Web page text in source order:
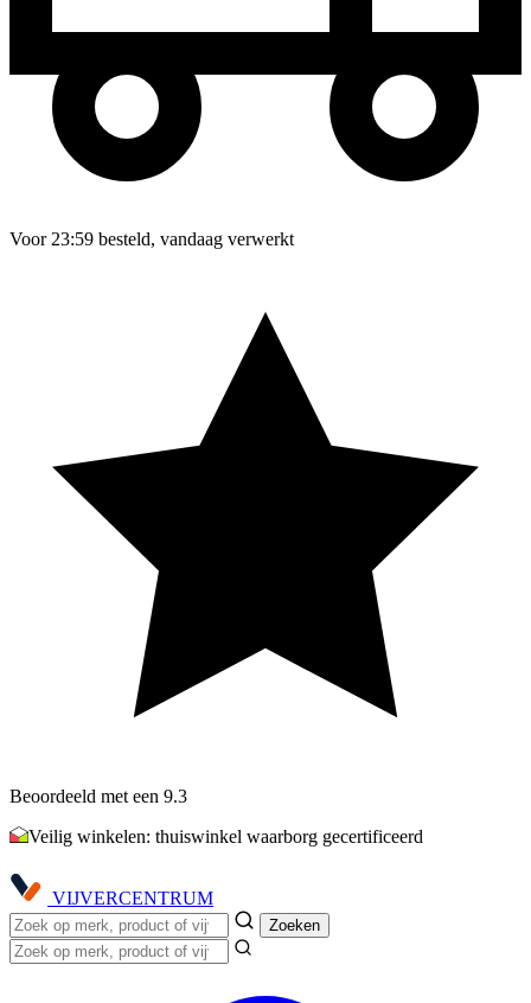
Voor 23:59 besteld, vandaag verwerkt
Beoordeeld met een 9.3
Veilig winkelen: thuiswinkel waarborg gecertificeerd
VIJVERCENTRUM
Zoeken